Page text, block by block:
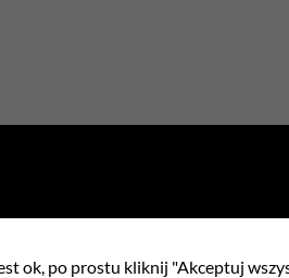
ok, po prostu kliknij "Akceptuj